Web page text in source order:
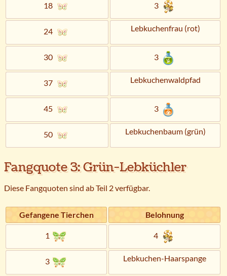
18 3
24 Lebkuchenfrau (rot)
30 3
37 Lebkuchenwaldpfad
45 3
50 Lebkuchenbaum (grün)
Fangquote 3: Grün-Lebküchler
Diese Fangquoten sind ab Teil 2 verfügbar.
Gefangene Tierchen Belohnung
1 4
3 Lebkuchen-Haarspange